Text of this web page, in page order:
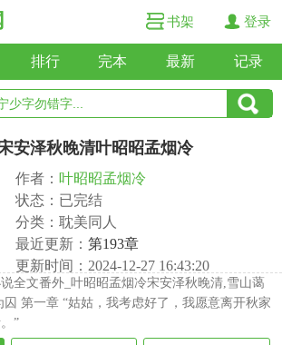
书架 登录
排行 完本 最新 记录
安泽秋晚清叶昭昭孟烟冷
作者： 叶昭昭孟烟冷
状态：已完结
分类：耽美同人
最近更新： 第193章
更新时间：2024-12-27 16:43:20
全文番外_叶昭昭孟烟冷宋安泽秋晚清,雪山蔼
第一章 “姑姑，我考虑好了，我愿意离开秋家
”